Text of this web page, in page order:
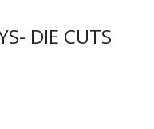
DIE CUTS